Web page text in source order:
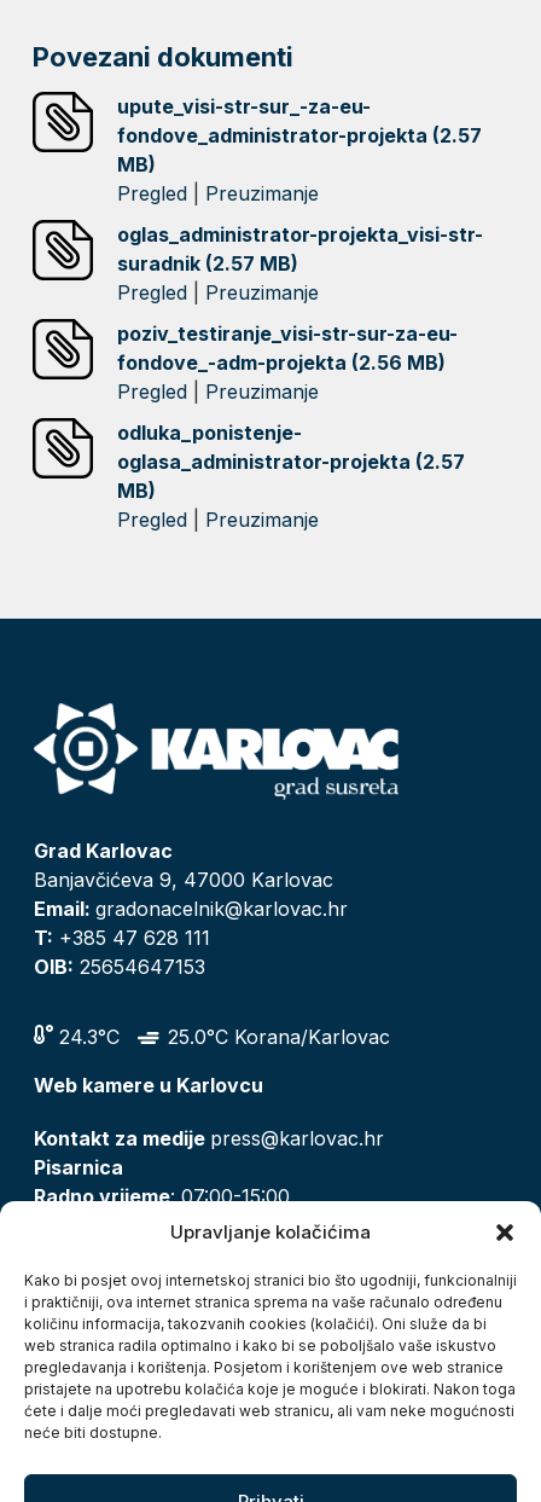
Upravljanje kolačićima
Kako bi posjet ovoj internetskoj stranici bio što ugodniji, funkcionalniji
i praktičniji, ova internet stranica sprema na vaše računalo određenu
količinu informacija, takozvanih cookies (kolačići). Oni služe da bi
web stranica radila optimalno i kako bi se poboljšalo vaše iskustvo
pregledavanja i korištenja. Posjetom i korištenjem ove web stranice
pristajete na upotrebu kolačića koje je moguće i blokirati. Nakon toga
ćete i dalje moći pregledavati web stranicu, ali vam neke mogućnosti
neće biti dostupne.
Povezani dokumenti
upute_visi-str-sur_-za-eu-
fondove_administrator-projekta (2.57
MB)
Pregled
Preuzimanje
oglas_administrator-projekta_visi-str-
suradnik (2.57 MB)
Pregled
Preuzimanje
poziv_testiranje_visi-str-sur-za-eu-
fondove_-adm-projekta (2.56 MB)
Pregled
Preuzimanje
odluka_ponistenje-
oglasa_administrator-projekta (2.57
MB)
Pregled
Preuzimanje
Grad Karlovac
Banjavčićeva 9, 47000 Karlovac
Email: gradonacelnik@karlovac.hr
T: +385 47 628 111
OIB: 25654647153
24.3°C
25.0°C Korana/Karlovac
Web kamere u Karlovcu
Kontakt za medije press@karlovac.hr
Pisarnica
Radno vrijeme: 07:00-15:00
pisarnica@karlovac.hr
Zaštita osobnih podataka
Pristup informacijama
Kolačići
Izjava o pristupačnosti